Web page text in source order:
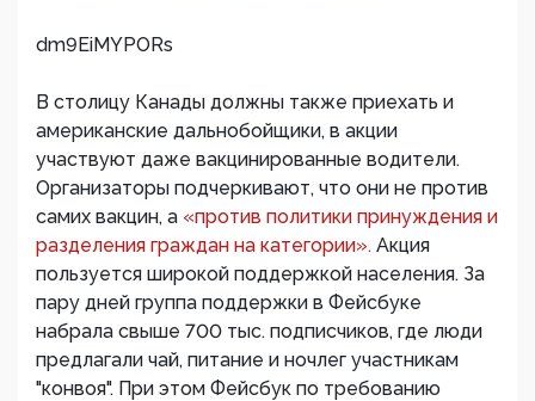
dm9EiMYPORs
В столицу Канады должны также приехать и
американские дальнобойщики, в акции
участвуют даже вакцинированные водители.
Организаторы подчеркивают, что они не против
самих вакцин, а «против политики принуждения и
разделения граждан на категории». Акция
пользуется широкой поддержкой населения. За
пару дней группа поддержки в Фейсбуке
набрала свыше 700 тыс. подписчиков, где люди
предлагали чай, питание и ночлег участникам
"конвоя". При этом Фейсбук по требованию